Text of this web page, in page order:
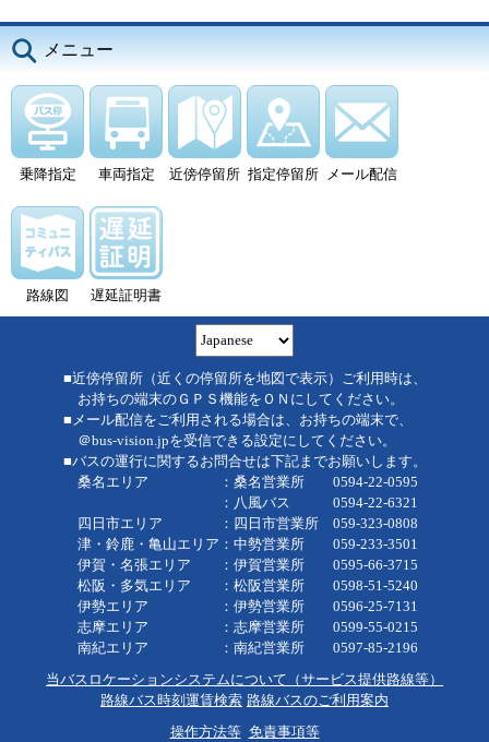
メニュー
乗降指定 車両指定 近傍停留所 指定停留所 メール配信
路線図 遅延証明書
■近傍停留所（近くの停留所を地図で表示）ご利用時は、
お持ちの端末のＧＰＳ機能をＯＮにしてください。
■メール配信をご利用される場合は、お持ちの端末で、
＠bus-vision.jpを受信できる設定にしてください。
■バスの運行に関するお問合せは下記までお願いします。
桑名エリア ：桑名営業所 0594-22-0595
：八風バス 0594-22-6321
四日市エリア ：四日市営業所 059-323-0808
津・鈴鹿・亀山エリア：中勢営業所 059-233-3501
伊賀・名張エリア ：伊賀営業所 0595-66-3715
松阪・多気エリア ：松阪営業所 0598-51-5240
伊勢エリア ：伊勢営業所 0596-25-7131
志摩エリア ：志摩営業所 0599-55-0215
南紀エリア ：南紀営業所 0597-85-2196
当バスロケーションシステムについて（サービス提供路線等）
路線バス時刻運賃検索 路線バスのご利用案内
操作方法等 免責事項等